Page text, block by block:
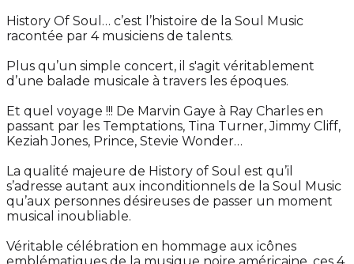
History Of Soul… c’est l’histoire de la Soul Music
racontée par 4 musiciens de talents.
Plus qu’un simple concert, il s'agit véritablement
d’une balade musicale à travers les époques.
Et quel voyage !!! De Marvin Gaye à Ray Charles en
passant par les Temptations, Tina Turner, Jimmy Cliff,
Keziah Jones, Prince, Stevie Wonder…
La qualité majeure de History of Soul est qu’il
s’adresse autant aux inconditionnels de la Soul Music
qu’aux personnes désireuses de passer un moment
musical inoubliable.
Véritable célébration en hommage aux icônes